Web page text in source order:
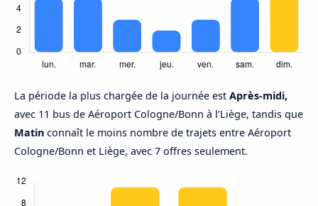
La période la plus chargée de la journée est Après-midi,
avec 11 bus de Aéroport Cologne/Bonn à l’Liège, tandis que
Matin connaît le moins nombre de trajets entre Aéroport
Cologne/Bonn et Liège, avec 7 offres seulement.